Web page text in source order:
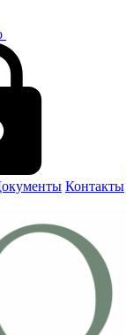
Контакты